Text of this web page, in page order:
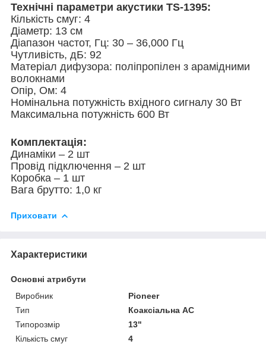
Технічні параметри акустики TS-1395:
Кількість смуг: 4
Діаметр: 13 см
Діапазон частот, Гц: 30 – 36,000 Гц
Чутливість, дБ: 92
Матеріал дифузора: поліпропілен з арамідними
волокнами
Опір, Ом: 4
Номінальна потужність вхідного сигналу 30 Вт
Максимальна потужність 600 Вт
Комплектація:
Динаміки – 2 шт
Провід підключення – 2 шт
Коробка – 1 шт
Вага брутто: 1,0 кг
Приховати
Характеристики
Основні атрибути
Виробник
Pioneer
Тип
Коаксіальна АС
Типорозмір
13"
Кількість смуг
4